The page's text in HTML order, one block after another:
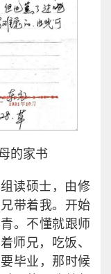
的家书
读硕士，由修
带着我。开始
。不懂就跟师
师兄，吃饭、
毕业，那时候